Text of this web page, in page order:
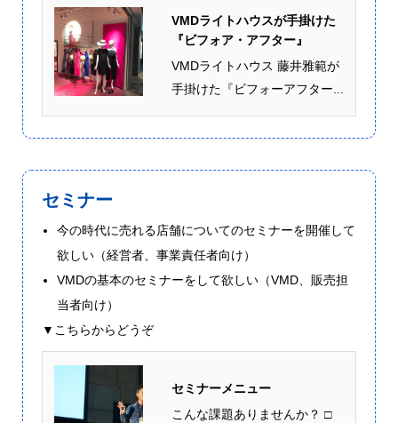
VMDライトハウスが手掛けた
『ビフォア・アフター』
VMDライトハウス 藤井雅範が
手掛けた『ビフォーアフター...
セミナー
今の時代に売れる店舗についてのセミナーを開催して
欲しい（経営者、事業責任者向け）
VMDの基本のセミナーをして欲しい（VMD、販売担
当者向け）
▼こちらからどうぞ
セミナーメニュー
こんな課題ありませんか？ □